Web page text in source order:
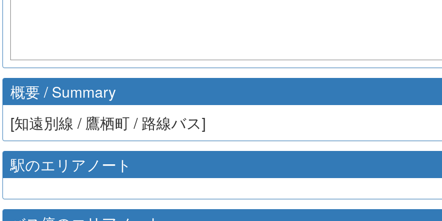
概要 / Summary
[知遠別線 / 鷹栖町 / 路線バス]
駅のエリアノート